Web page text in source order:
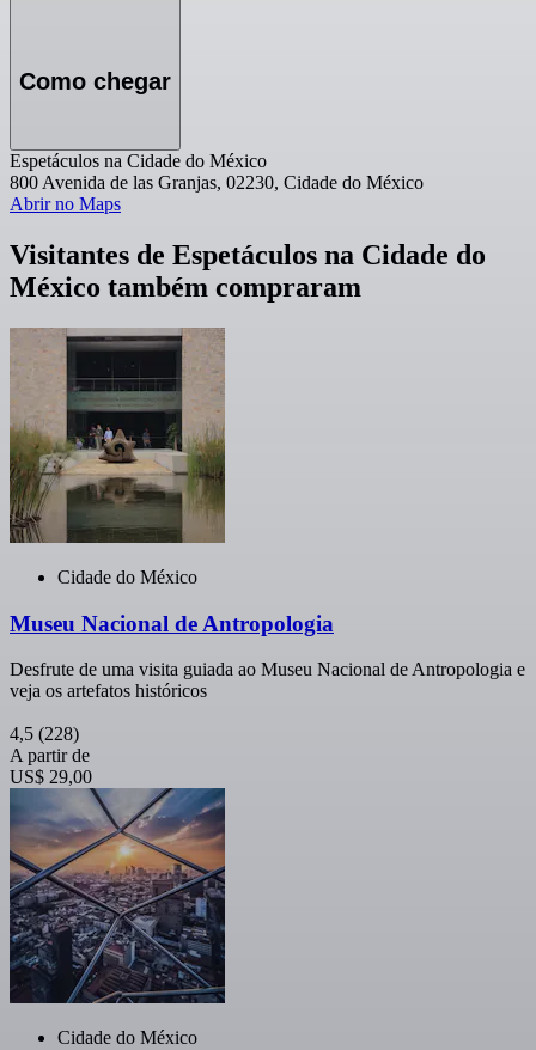
Como chegar
Espetáculos na Cidade do México
800 Avenida de las Granjas, 02230, Cidade do México
Abrir no Maps
Visitantes de Espetáculos na Cidade do
México também compraram
Cidade do México
Museu Nacional de Antropologia
Desfrute de uma visita guiada ao Museu Nacional de Antropologia e
veja os artefatos históricos
4,5 (228)
A partir de
US$ 29,00
Cidade do México